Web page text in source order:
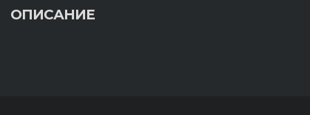
ОПИСАНИЕ